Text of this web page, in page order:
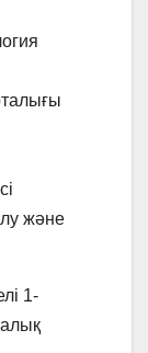
және
1-